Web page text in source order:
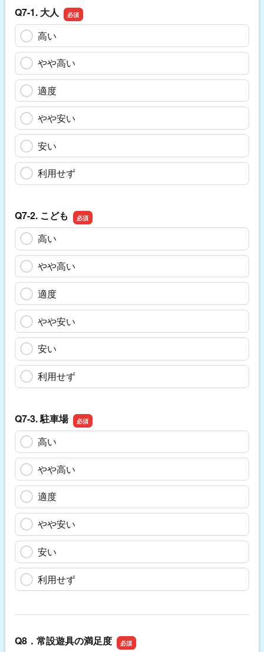
Q7-1. 大人
高い
やや高い
適度
やや安い
安い
利用せず
Q7-2. こども
高い
やや高い
適度
やや安い
安い
利用せず
Q7-3. 駐車場
高い
やや高い
適度
やや安い
安い
利用せず
Q8．常設遊具の満足度